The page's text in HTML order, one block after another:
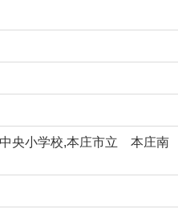
央小学校,本庄市立 本庄南